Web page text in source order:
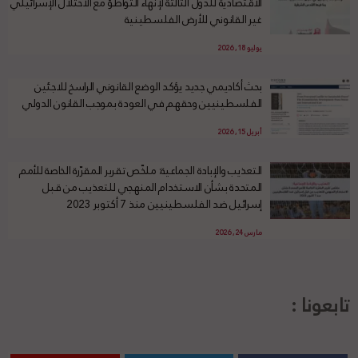
غير القانوني للأرض الفلسطينية
يوليو 18, 2026
بحث أكاديمي جديد يؤكد الوضع القانوني الراسخ للاجئين
الفلسطينيين وحقهم في العودة بموجب القانون الدولي
أبريل 15, 2026
التعذيب والإبادة الجماعية: ملخّص تقرير المقرّرة الخاصة للأمم
المتحدة بشأن الاستخدام المنهجي للتعذيب من قبل
إسرائيل ضد الفلسطينيين منذ 7 أكتوبر 2023
مارس 24, 2026
تابعونا :